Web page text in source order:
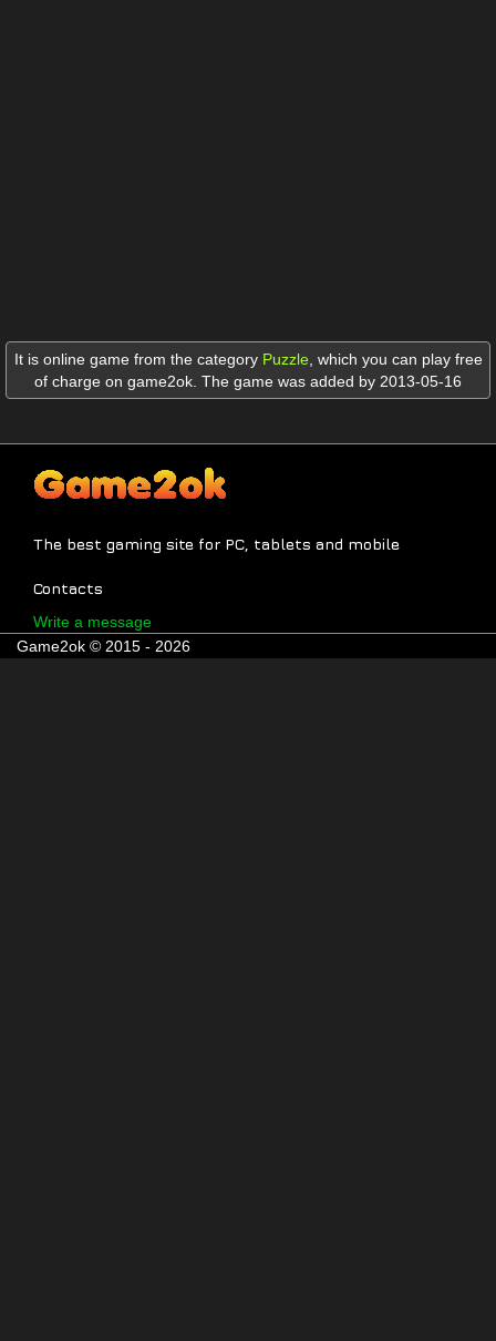
It is online game from the category Puzzle, which you can play free
of charge on game2ok. The game was added by 2013-05-16
The best gaming site for PC, tablets and mobile
Contacts
Write a message
Game2ok © 2015 - 2026